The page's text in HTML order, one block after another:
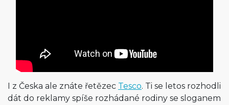
I z Česka ale znáte řetězec Tesco. Ti se letos rozhodli
dát do reklamy spíše rozhádané rodiny se sloganem